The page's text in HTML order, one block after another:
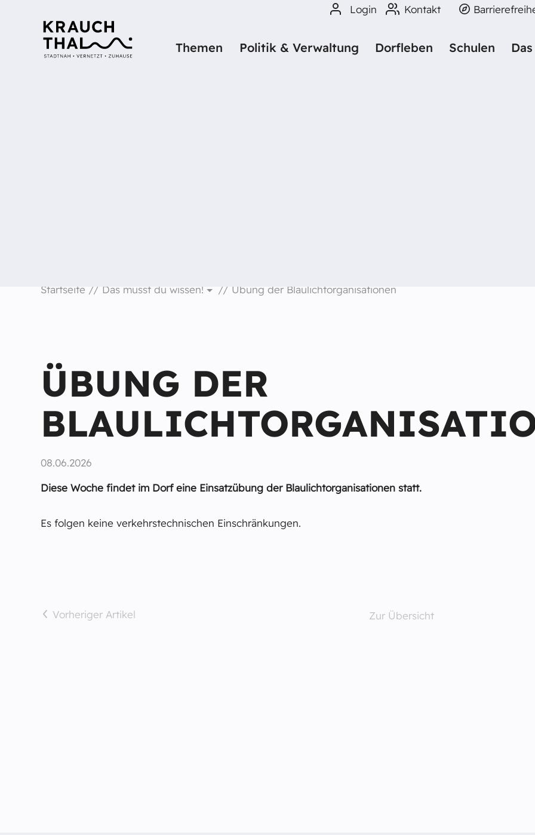
Kontakt
Login
Themen Politik & Verwaltung Dorfleben Schulen
Startseite Das musst du wissen! Übung der Blaulichtorganisationen
ÜBUNG DER
08.06.2026
Diese Woche findet im Dorf eine Einsatzübung der Blaulichtorganisationen statt.
Es folgen keine verkehrstechnischen Einschränkungen.
Vorheriger Artikel Zur Übersicht